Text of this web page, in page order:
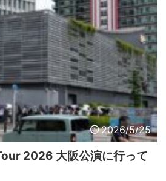
2026/5/25
2026 大阪公演に行って